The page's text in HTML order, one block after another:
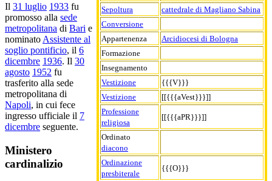
Sepoltura
cattedrale di Magliano Sabina
Conversione
Appartenenza
Arcidiocesi di Bologna
Formazione
Insegnamento
Vestizione
{{{V}}}
Vestizione
[[{{{aVest}}}]]
Professione
religiosa
[[{{{aPR}}}]]
Ordinato
diacono
Ordinazione
presbiterale
{{{O}}}
Il 31 luglio 1933 fu
promosso alla sede
metropolitana di Bari e
nominato Assistente al
soglio pontificio, il 6
dicembre 1936. Il 30
agosto 1952 fu
trasferito alla sede
metropolitana di
Napoli, in cui fece
ingresso ufficiale il 7
dicembre seguente.
Ministero
cardinalizio